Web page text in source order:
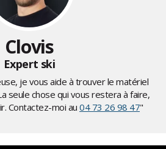
Clovis
Expert ski
je vous aide à trouver le matériel
seule chose qui vous restera à faire,
Contactez-moi au 04 73 26 98 47"